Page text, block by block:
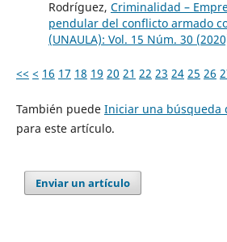
Rodríguez, Criminalidad –
pendular del conflicto armado
(UNAULA): Vol. 15 Núm. 30
<< < 16 17 18 19 20 21 22 23 24 25 26
También puede Iniciar una búsqueda
para este artículo.
Enviar un artículo